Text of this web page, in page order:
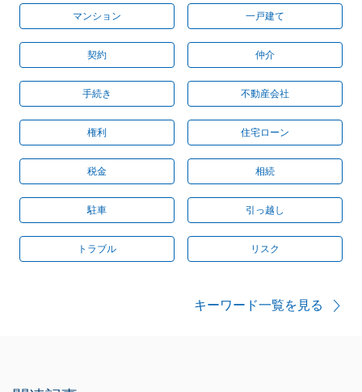
マンション 一戸建て
契約 仲介
手続き 不動産会社
権利 住宅ローン
税金 相続
駐車 引っ越し
トラブル リスク
キーワード一覧を見る